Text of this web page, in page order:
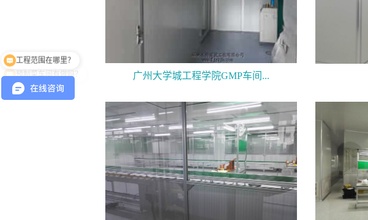
广州大学城工程学院GMP车间...
预制菜车间有做吗？